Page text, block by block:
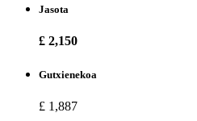
Jasota
£ 2,150
Gutxienekoa
£ 1,887